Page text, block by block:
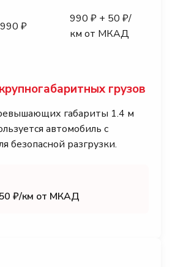
990 ₽
990 ₽ + 50 ₽/
км от МКАД
грузов
габариты 1.4 м
автомобиль с
безопасной разгрузки.
₽/км от МКАД